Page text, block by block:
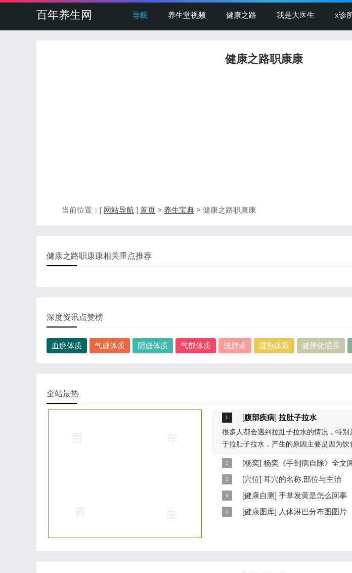
百年养生网 导航 养生堂视频 健康之路 我是大医生 x诊
健康之路职康康
当前位置：[ 网站导航 ] 首页 > 养生宝典 > 健康之路职康康
健康之路职康康相关重点推荐
深度资讯点赞榜
血瘀体质 气虚体质 阴虚体质 气郁体质 洗肺茶 湿热体质 健脾化湿茶
全站最热
[腹部疾病] 拉肚子拉水
很多人都会遇到拉肚子拉水的情况，特
于拉肚子拉水，产生的原因主要是因为
[杨奕] 杨奕《手到病自除》全文
本页提供杨奕手到病自除全文阅读。包
细内容。涉及到全身的各个反射区，以及
外...
[穴位] 耳穴的名称,部位与主治
耳穴在耳郭的分布有一定规律，耳穴在
儿，头部朝下，臀部朝上。其分布的规律
相...
[健康自测] 手掌发黄是怎么回事
手掌发黄，一般是血管内血液不充盈或
[健康图库] 人体淋巴分布图图片